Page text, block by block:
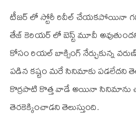
టీజర్ లో స్టోరీ రివీల్ చేయకపోయినా గని
తేజ్ కెరియర్ లో బెస్ట్ మూవీ
కోసం రియల్ బాక్సింగ్ నేర్చుకున్న
పడిన కష్టం మరే సినిమాకు పడలేదని
కొర్రపాటి కొత్త వాడే అయినా
తెరకెక్కించాడని తెలుస్తుంది.